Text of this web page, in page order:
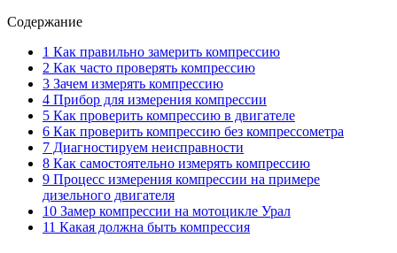
Содержание
1 Как правильно замерить компрессию
2 Как часто проверять компрессию
3 Зачем измерять компрессию
4 Прибор для измерения компрессии
5 Как проверить компрессию в двигателе
6 Как проверить компрессию без компрессометра
7 Диагностируем неисправности
8 Как самостоятельно измерять компрессию
9 Процесс измерения компрессии на примере
дизельного двигателя
10 Замер компрессии на мотоцикле Урал
11 Какая должна быть компрессия